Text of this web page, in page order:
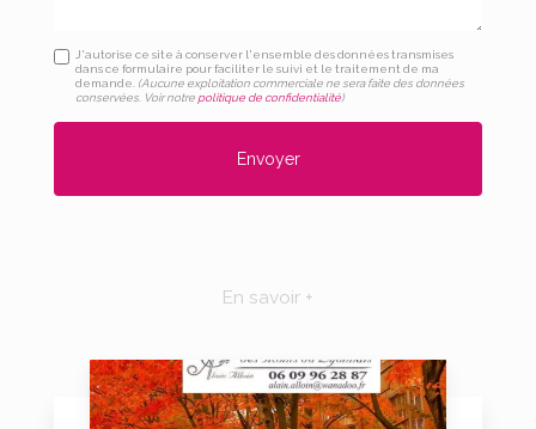
J'autorise ce site à conserver l'ensemble des données transmises
dans ce formulaire pour faciliter le suivi et le traitement de ma
demande. (Aucune exploitation commerciale ne sera faite des données
conservées. Voir notre politique de confidentialité)
En savoir +